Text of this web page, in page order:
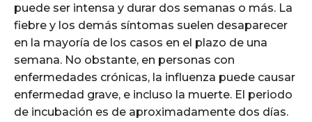
puede ser intensa y durar dos semanas o más. La
fiebre y los demás síntomas suelen desaparecer
en la mayoría de los casos en el plazo de una
semana. No obstante, en personas con
enfermedades crónicas, la influenza puede causar
enfermedad grave, e incluso la muerte. El periodo
de incubación es de aproximadamente dos días.